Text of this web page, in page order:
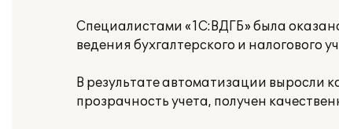
Специалистами «1С:ВДГБ» была
ведения бухгалтерского и налогового
В результате автоматизации выросли
прозрачность учета, получен